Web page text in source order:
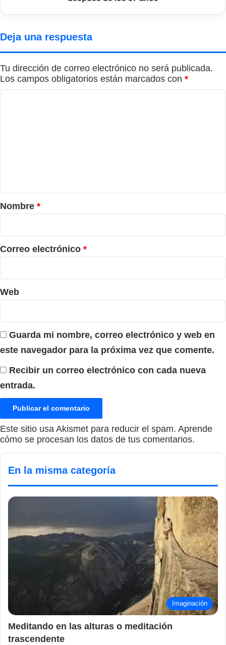
Deja una respuesta
Tu dirección de correo electrónico no será publicada.
Los campos obligatorios están marcados con *
r
i
o
*
Nombre *
Correo electrónico *
Web
Guarda mi nombre, correo electrónico y web en
este navegador para la próxima vez que comente.
Recibir un correo electrónico con cada nueva
entrada.
Este sitio usa Akismet para reducir el spam. Aprende
cómo se procesan los datos de tus comentarios.
En la misma categoría
Imaginación
Meditando en las alturas o meditación
trascendente